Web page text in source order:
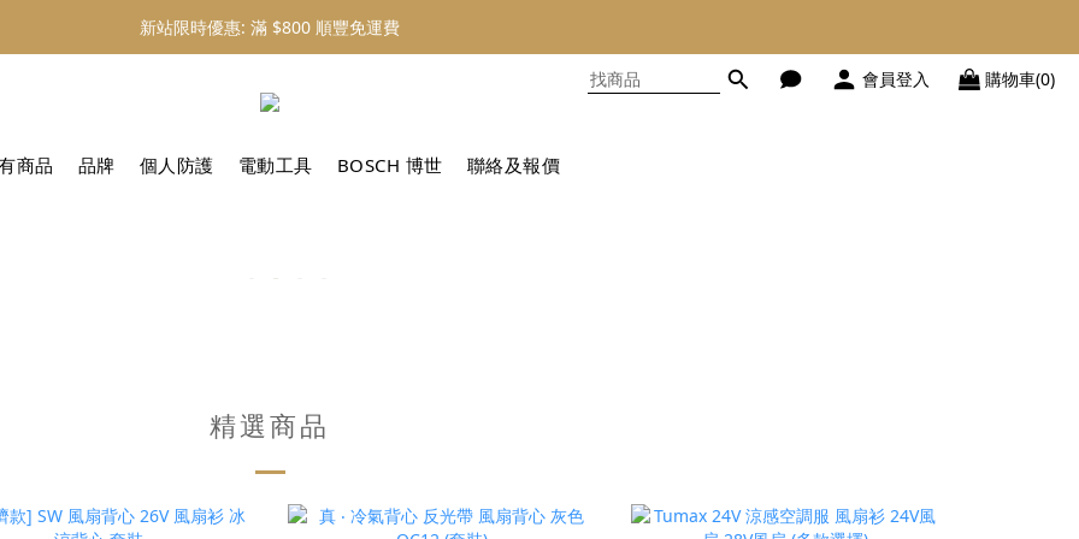
新站限時優惠: 會員購物 4% 回贈
新站限時優惠: 滿 $800 順豐免運費
會員登入 購物車(0)
商品 品牌 個人防護 電動工具 BOSCH 博世 聯絡及報價
精選商品